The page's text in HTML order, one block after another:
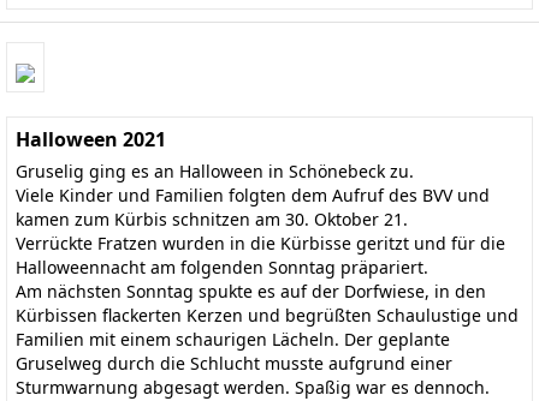
Halloween 2021
Gruselig ging es an Halloween in Schönebeck zu.
Viele Kinder und Familien folgten dem Aufruf des BVV und
kamen zum Kürbis schnitzen am 30. Oktober 21.
Verrückte Fratzen wurden in die Kürbisse geritzt und für die
Halloweennacht am folgenden Sonntag präpariert.
Am nächsten Sonntag spukte es auf der Dorfwiese, in den
Kürbissen flackerten Kerzen und begrüßten Schaulustige und
Familien mit einem schaurigen Lächeln. Der geplante
Gruselweg durch die Schlucht musste aufgrund einer
Sturmwarnung abgesagt werden. Spaßig war es dennoch.